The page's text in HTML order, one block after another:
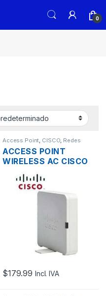
0
Access Point, CISCO, Redes
ACCESS POINT
WIRELESS AC CISCO
BAND 867MBPS
GIGABIT SOPORTE
$179.99 Incl. IVA